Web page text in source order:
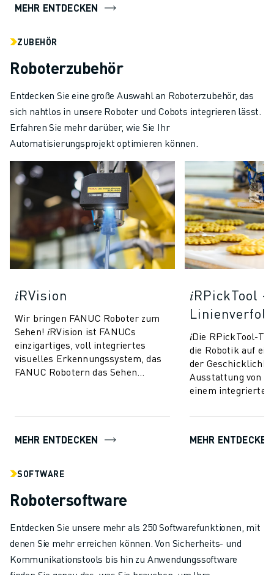
MEHR ENTDECKEN
ZUBEHÖR
Roboterzubehör
Entdecken Sie eine große Auswahl an Roboterzubehör, das
sich nahtlos in unsere Roboter und Cobots integrieren lässt.
Erfahren Sie mehr darüber, wie Sie Ihr
Automatisierungsprojekt optimieren können.
𝑖RVision
Wir bringen FANUC Roboter zum
Sehen! 𝑖RVision ist FANUCs
einzigartiges, voll integriertes
visuelles Erkennungssystem, das
FANUC Robotern das Sehen
MEHR ENTDECKEN
𝑖RPickTool
𝑖Die RPickTool-
die Robotik auf
der
Ausstattung von
einem integrierten
sie eine Art
MEHR ENTDECKEN
SOFTWARE
Robotersoftware
Entdecken Sie unsere mehr als 250 Softwarefunktionen, mit
denen Sie mehr erreichen können. Von Sicherheits- und
Kommunikationstools bis hin zu Anwendungssoftware